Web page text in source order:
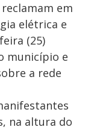
em
elétrica e
(25)
município e
a rede
na altura do